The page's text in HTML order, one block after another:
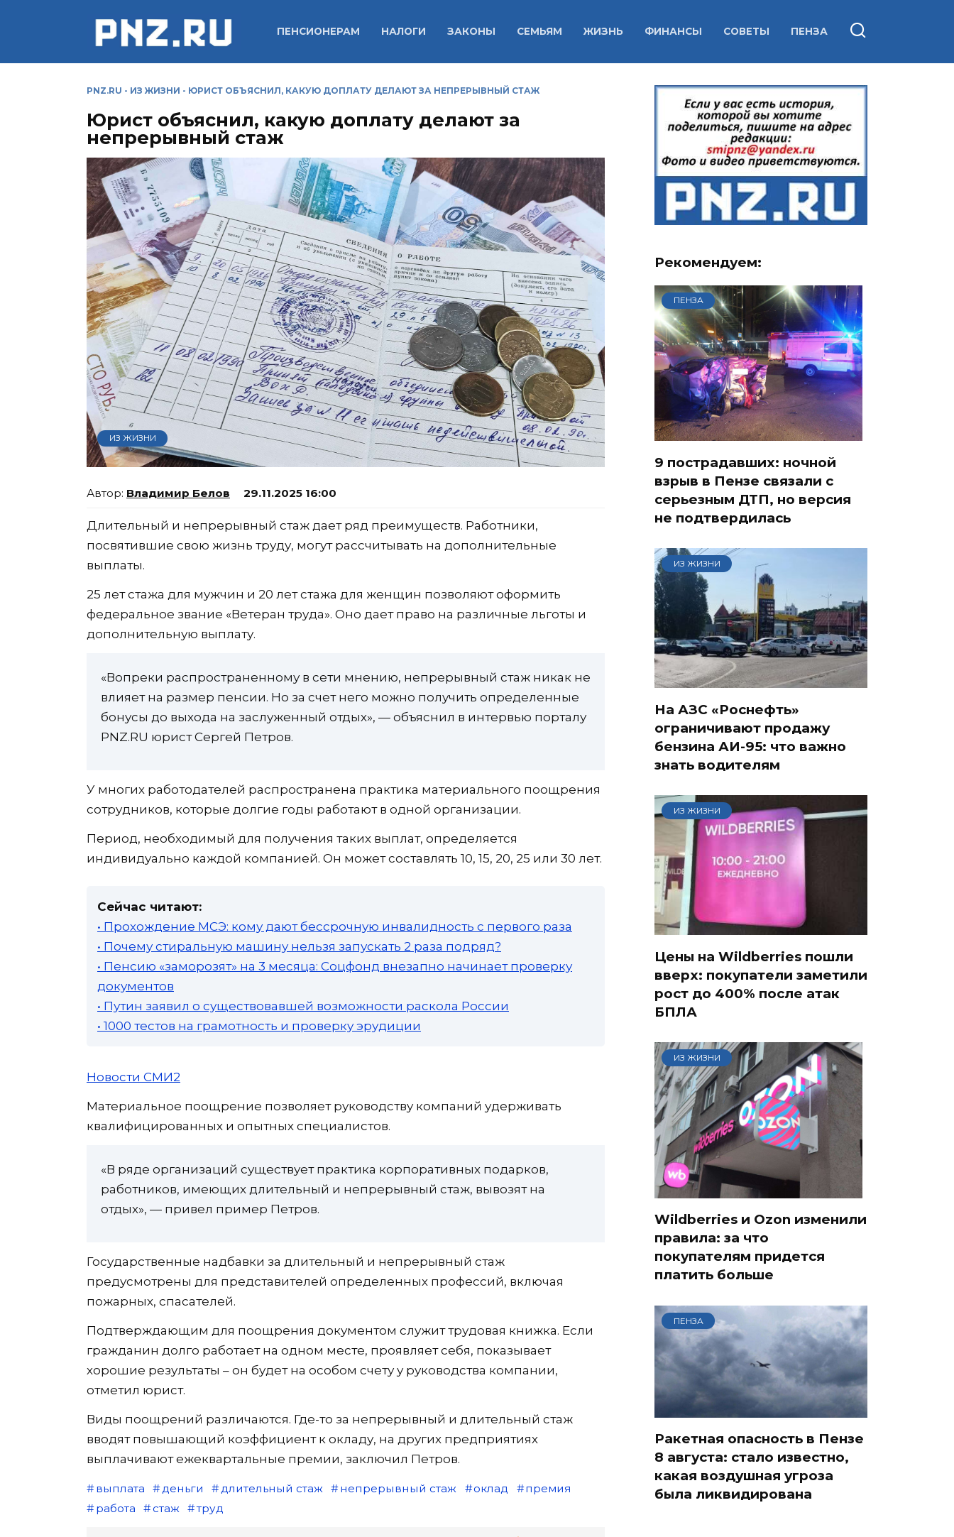
ПЕНСИОНЕРАМ НАЛОГИ ЗАКОНЫ СЕМЬЯМ ЖИЗНЬ ФИНАНСЫ СОВЕТЫ ПЕНЗА
PNZ.RU - ИЗ ЖИЗНИ - ЮРИСТ ОБЪЯСНИЛ, КАКУЮ ДОПЛАТУ ДЕЛАЮТ ЗА НЕПРЕРЫВНЫЙ СТАЖ
Юрист объяснил, какую доплату делают за
непрерывный стаж
ИЗ ЖИЗНИ
Владимир Белов 29.11.2025 16:00
Длительный и непрерывный стаж дает ряд преимуществ. Работники,
посвятившие свою жизнь труду, могут рассчитывать на дополнительные
выплаты.
25 лет стажа для мужчин и 20 лет стажа для женщин позволяют оформить
федеральное звание «Ветеран труда». Оно дает право на различные льготы и
дополнительную выплату.
«Вопреки распространенному в сети мнению, непрерывный стаж никак не
влияет на размер пенсии. Но за счет него можно получить определенные
бонусы до выхода на заслуженный отдых», — объяснил в интервью порталу
PNZ.RU юрист Сергей Петров.
У многих работодателей распространена практика материального поощрения
сотрудников, которые долгие годы работают в одной организации.
Период, необходимый для получения таких выплат, определяется
индивидуально каждой компанией. Он может составлять 10, 15, 20, 25 или 30 лет.
Сейчас читают:
• Прохождение МСЭ: кому дают бессрочную инвалидность с первого раза
• Почему стиральную машину нельзя запускать 2 раза подряд?
• Пенсию «заморозят» на 3 месяца: Соцфонд внезапно начинает проверку
документов
• Путин заявил о существовавшей возможности раскола России
• 1000 тестов на грамотность и проверку эрудиции
Новости СМИ2
Материальное поощрение позволяет руководству компаний удерживать
квалифицированных и опытных специалистов.
«В ряде организаций существует практика корпоративных подарков,
работников, имеющих длительный и непрерывный стаж, вывозят на
отдых», — привел пример Петров.
Государственные надбавки за длительный и непрерывный стаж
предусмотрены для представителей определенных профессий, включая
пожарных, спасателей.
Подтверждающим для поощрения документом служит трудовая книжка. Если
гражданин долго работает на одном месте, проявляет себя, показывает
хорошие результаты – он будет на особом счету у руководства компании,
отметил юрист.
Виды поощрений различаются. Где-то за непрерывный и длительный стаж
вводят повышающий коэффициент к окладу, на других предприятиях
выплачивают ежеквартальные премии, заключил Петров.
выплата деньги длительный стаж непрерывный стаж оклад
премия
работа
стаж труд
Рекомендуем:
ПЕНЗА
9 пострадавших: ночной
взрыв в Пензе связали с
серьезным ДТП, но версия
не подтвердилась
ИЗ ЖИЗНИ
На АЗС «Роснефть»
ограничивают продажу
бензина АИ-95: что важно
знать водителям
ИЗ ЖИЗНИ
Цены на Wildberries пошли
вверх: покупатели заметили
рост до 400% после атак
БПЛА
ИЗ ЖИЗНИ
Wildberries и Ozon изменили
правила: за что
покупателям придется
платить больше
ПЕНЗА
Ракетная опасность в Пензе
8 августа: стало известно,
какая воздушная угроза
была ликвидирована